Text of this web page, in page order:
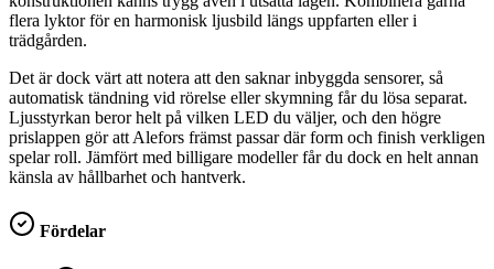
flera lyktor för en harmonisk ljusbild längs uppfarten eller i
trädgården.
Det är dock värt att notera att den saknar inbyggda sensorer, så
automatisk tändning vid rörelse eller skymning får du lösa separat.
Ljusstyrkan beror helt på vilken LED du väljer, och den högre
prislappen gör att Alefors främst passar där form och finish verkligen
spelar roll. Jämfört med billigare modeller får du dock en helt annan
känsla av hållbarhet och hantverk.
Fördelar